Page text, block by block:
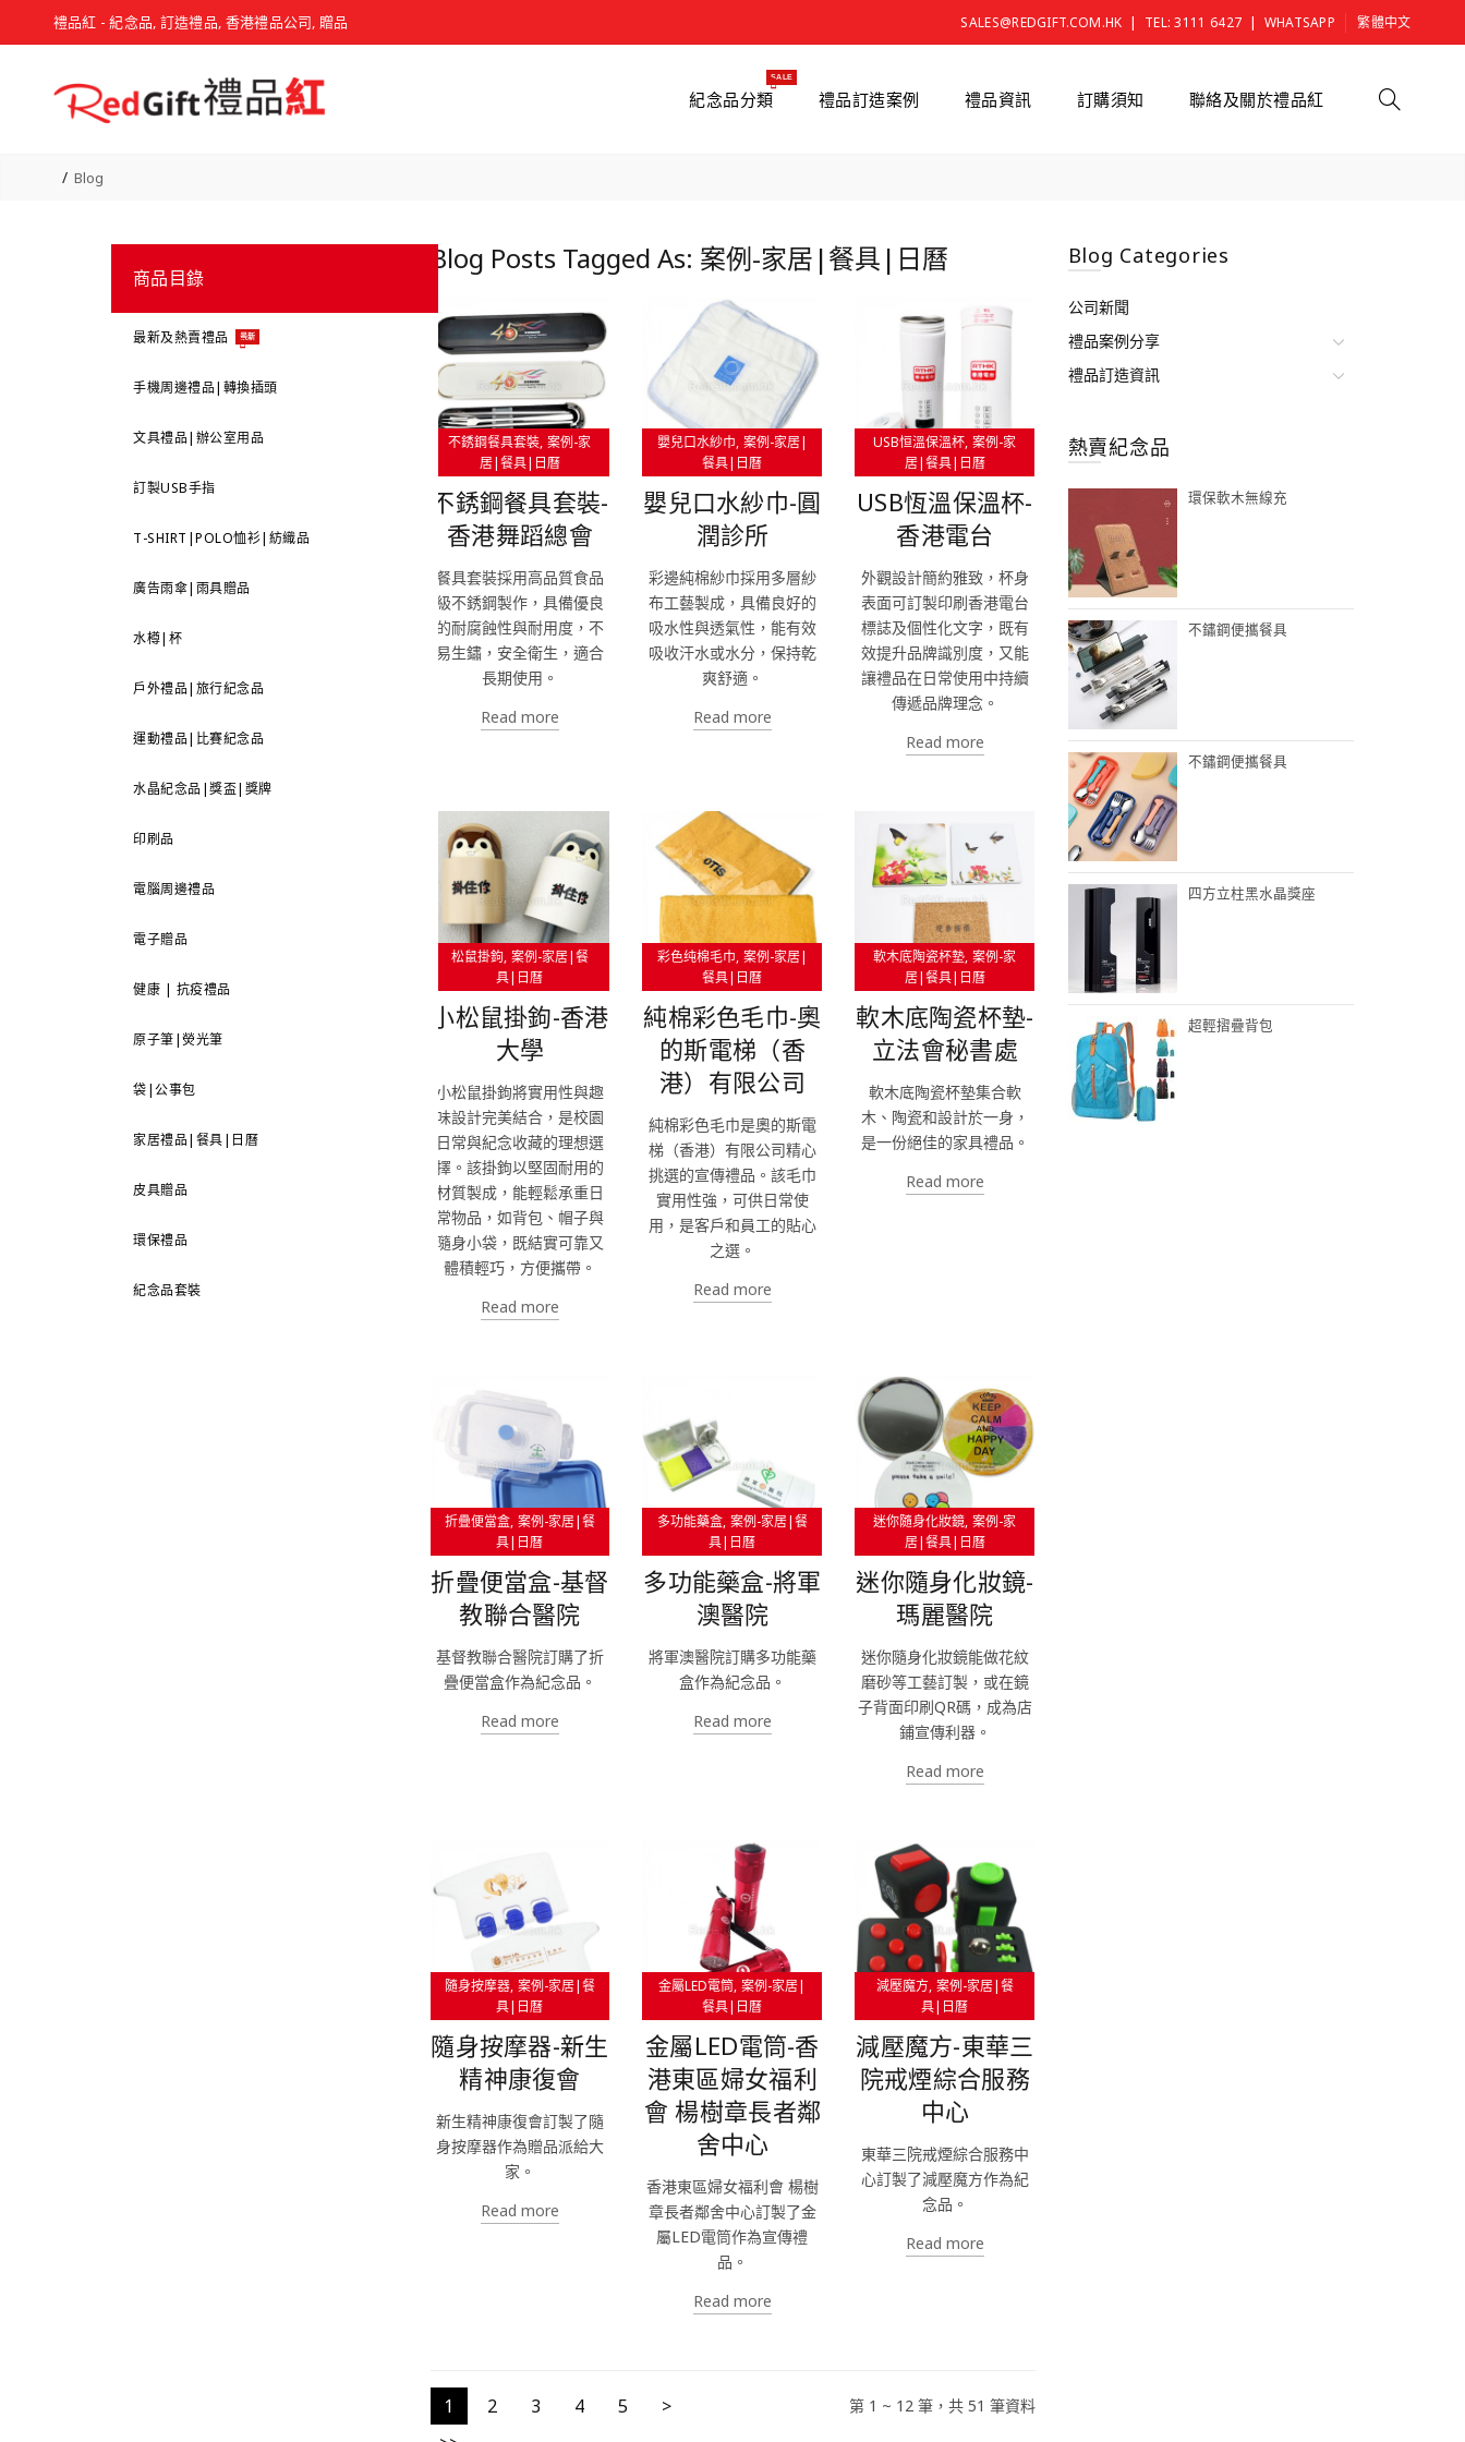
禮品紅 - 紀念品, 訂造禮品, 香港禮品公司, 贈品 SALES@REDGIFT.COM.HK | TEL: 3111 6427 | WHATSAPP 繁體中文
紀念品分類
SALE
禮品訂造案例 禮品資訊 訂購須知 聯絡及關於禮品紅
Blog
商品目錄
最新及熱賣禮品 最新
手機周邊禮品|轉換插頭
文具禮品|辦公室用品
訂製USB手指
T-SHIRT|POLO恤衫|紡織品
廣告雨傘|雨具贈品
水樽|杯
戶外禮品|旅行紀念品
運動禮品|比賽紀念品
水晶紀念品|獎盃|獎牌
印刷品
電腦周邊禮品
電子贈品
健康 | 抗疫禮品
原子筆|熒光筆
袋|公事包
家居禮品|餐具|日曆
皮具贈品
環保禮品
紀念品套裝
Blog Posts Tagged As: 案例-家居|餐具|日曆
不銹鋼餐具套裝 案例-家
居|餐具|日曆
不銹鋼餐具套裝-
香港舞蹈總會
餐具套裝採用高品質食品
級不銹鋼製作，具備優良
的耐腐蝕性與耐用度，不
易生鏽，安全衛生，適合
長期使用。
Read more
嬰兒口水紗巾 案例-家居|
餐具|日曆
嬰兒口水紗巾-圓
潤診所
彩邊純棉紗巾採用多層紗
布工藝製成，具備良好的
吸水性與透氣性，能有效
吸收汗水或水分，保持乾
爽舒適。
Read more
USB恒溫保溫杯 案例-家
居|餐具|日曆
USB恆溫保溫杯-
香港電台
外觀設計簡約雅致，杯身
表面可訂製印刷香港電台
標誌及個性化文字，既有
效提升品牌識別度，又能
讓禮品在日常使用中持續
傳遞品牌理念。
Read more
松鼠掛鉤 案例-家居|餐
具|日曆
小松鼠掛鉤-香港
大學
小松鼠掛鉤將實用性與趣
味設計完美結合，是校園
日常與紀念收藏的理想選
擇。該掛鉤以堅固耐用的
材質製成，能輕鬆承重日
常物品，如背包、帽子與
隨身小袋，既結實可靠又
體積輕巧，方便攜帶。
Read more
彩色纯棉毛巾 案例-家居|
餐具|日曆
純棉彩色毛巾-奧
的斯電梯（香
港）有限公司
純棉彩色毛巾是奧的斯電
梯（香港）有限公司精心
挑選的宣傳禮品。該毛巾
實用性強，可供日常使
用，是客戶和員工的貼心
之選。
Read more
軟木底陶瓷杯墊 案例-家
居|餐具|日曆
軟木底陶瓷杯墊-
立法會秘書處
軟木底陶瓷杯墊集合軟
木、陶瓷和設計於一身，
是一份絕佳的家具禮品。
Read more
折疊便當盒 案例-家居|餐
具|日曆
折疊便當盒-基督
教聯合醫院
基督教聯合醫院訂購了折
疊便當盒作為紀念品。
Read more
多功能藥盒 案例-家居|餐
具|日曆
多功能藥盒-將軍
澳醫院
將軍澳醫院訂購多功能藥
盒作為紀念品。
Read more
迷你隨身化妝鏡 案例-家
居|餐具|日曆
迷你隨身化妝鏡-
瑪麗醫院
迷你隨身化妝鏡能做花紋
磨砂等工藝訂製，或在鏡
子背面印刷QR碼，成為店
鋪宣傳利器。
Read more
隨身按摩器 案例-家居|餐
具|日曆
隨身按摩器-新生
精神康復會
新生精神康復會訂製了隨
身按摩器作為贈品派給大
家。
Read more
金屬LED電筒 案例-家居|
餐具|日曆
金屬LED電筒-香
港東區婦女福利
會 楊樹章長者鄰
舍中心
香港東區婦女福利會 楊樹
章長者鄰舍中心訂製了金
屬LED電筒作為宣傳禮
品。
Read more
減壓魔方 案例-家居|餐
具|日曆
減壓魔方-東華三
院戒煙綜合服務
中心
東華三院戒煙綜合服務中
心訂製了減壓魔方作為紀
念品。
Read more
1 2 3 4 5
>
第 1 ~ 12 筆，共 51 筆資料
Blog Categories
公司新聞
禮品案例分享
禮品訂造資訊
熱賣紀念品
環保軟木無線充
不鏽鋼便攜餐具
不鏽鋼便攜餐具
四方立柱黑水晶獎座
超輕摺疊背包